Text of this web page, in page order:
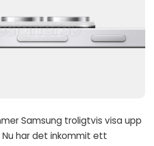
Samsung troligtvis visa upp
Nu har det inkommit ett